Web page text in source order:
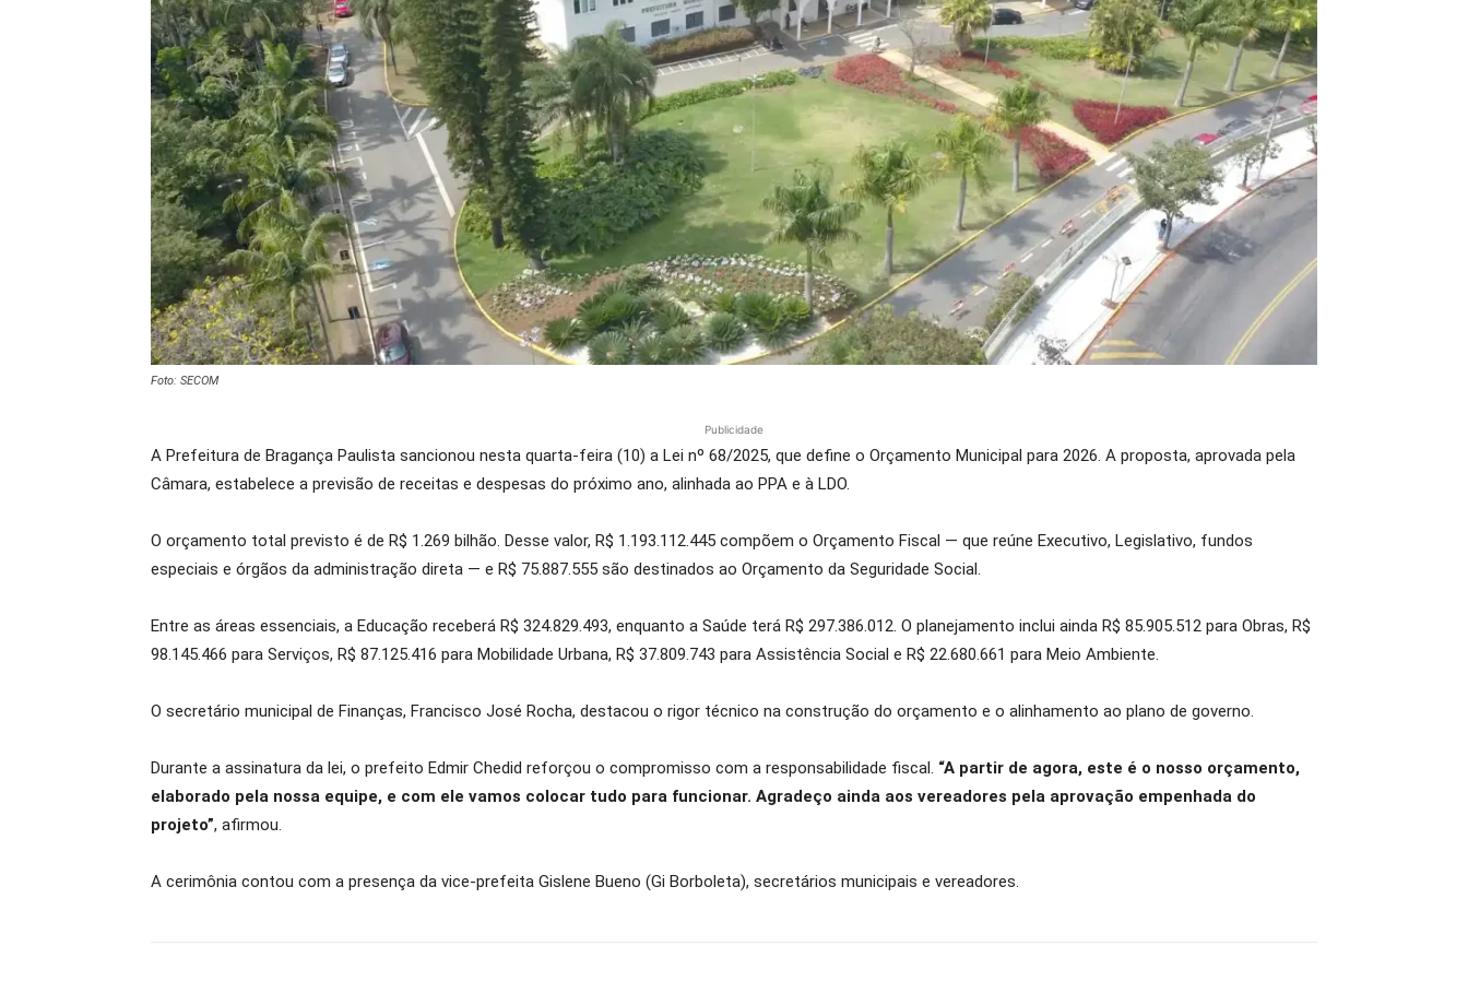
Foto: SECOM
Publicidade
A Prefeitura de Bragança Paulista sancionou nesta quarta-feira (10) a Lei nº 68/2025, que define o Orçamento Municipal para 2026. A proposta, aprovada pela
Câmara, estabelece a previsão de receitas e despesas do próximo ano, alinhada ao PPA e à LDO.
O orçamento total previsto é de R$ 1.269 bilhão. Desse valor, R$ 1.193.112.445 compõem o Orçamento Fiscal — que reúne Executivo, Legislativo, fundos
especiais e órgãos da administração direta — e R$ 75.887.555 são destinados ao Orçamento da Seguridade Social.
Entre as áreas essenciais, a Educação receberá R$ 324.829.493, enquanto a Saúde terá R$ 297.386.012. O planejamento inclui ainda R$ 85.905.512 para Obras, R$
98.145.466 para Serviços, R$ 87.125.416 para Mobilidade Urbana, R$ 37.809.743 para Assistência Social e R$ 22.680.661 para Meio Ambiente.
O secretário municipal de Finanças, Francisco José Rocha, destacou o rigor técnico na construção do orçamento e o alinhamento ao plano de governo.
Durante a assinatura da lei, o prefeito Edmir Chedid reforçou o compromisso com a responsabilidade fiscal. “A partir de agora, este é o nosso orçamento,
elaborado pela nossa equipe, e com ele vamos colocar tudo para funcionar. Agradeço ainda aos vereadores pela aprovação empenhada do
projeto”, afirmou.
A cerimônia contou com a presença da vice-prefeita Gislene Bueno (Gi Borboleta), secretários municipais e vereadores.